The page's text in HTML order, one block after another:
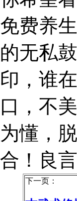
免费养
的无私
印，谁
口，不
为懂，
合！良言
下一页：